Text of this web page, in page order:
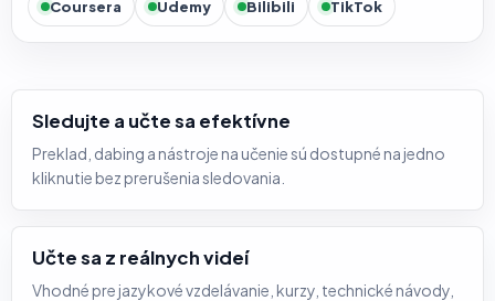
Coursera Udemy Bilibili TikTok
Sledujte a učte sa efektívne
Preklad, dabing a nástroje na učenie sú dostupné na jedno
kliknutie bez prerušenia sledovania.
Učte sa z reálnych videí
Vhodné pre jazykové vzdelávanie, kurzy, technické návody,